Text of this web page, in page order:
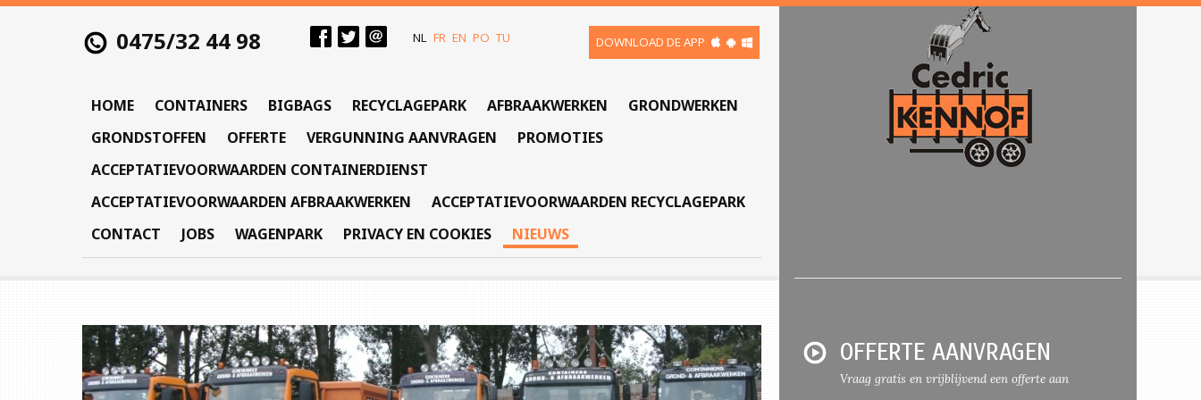
0475/32 44 98 NL FR EN PO TU DOWNLOAD DE APP
HOME CONTAINERS BIGBAGS RECYCLAGEPARK AFBRAAKWERKEN
GRONDWERKEN
GRONDSTOFFEN
OFFERTE VERGUNNING AANVRAGEN
PROMOTIES
ACCEPTATIEVOORWAARDEN CONTAINERDIENST
ACCEPTATIEVOORWAARDEN AFBRAAKWERKEN
ACCEPTATIEVOORWAARDEN RECYCLAGEPARK
CONTACT
JOBS WAGENPARK PRIVACY EN COOKIES NIEUWS
OFFERTE AANVRAGEN
Vraag gratis en vrijblijvend een offerte aan